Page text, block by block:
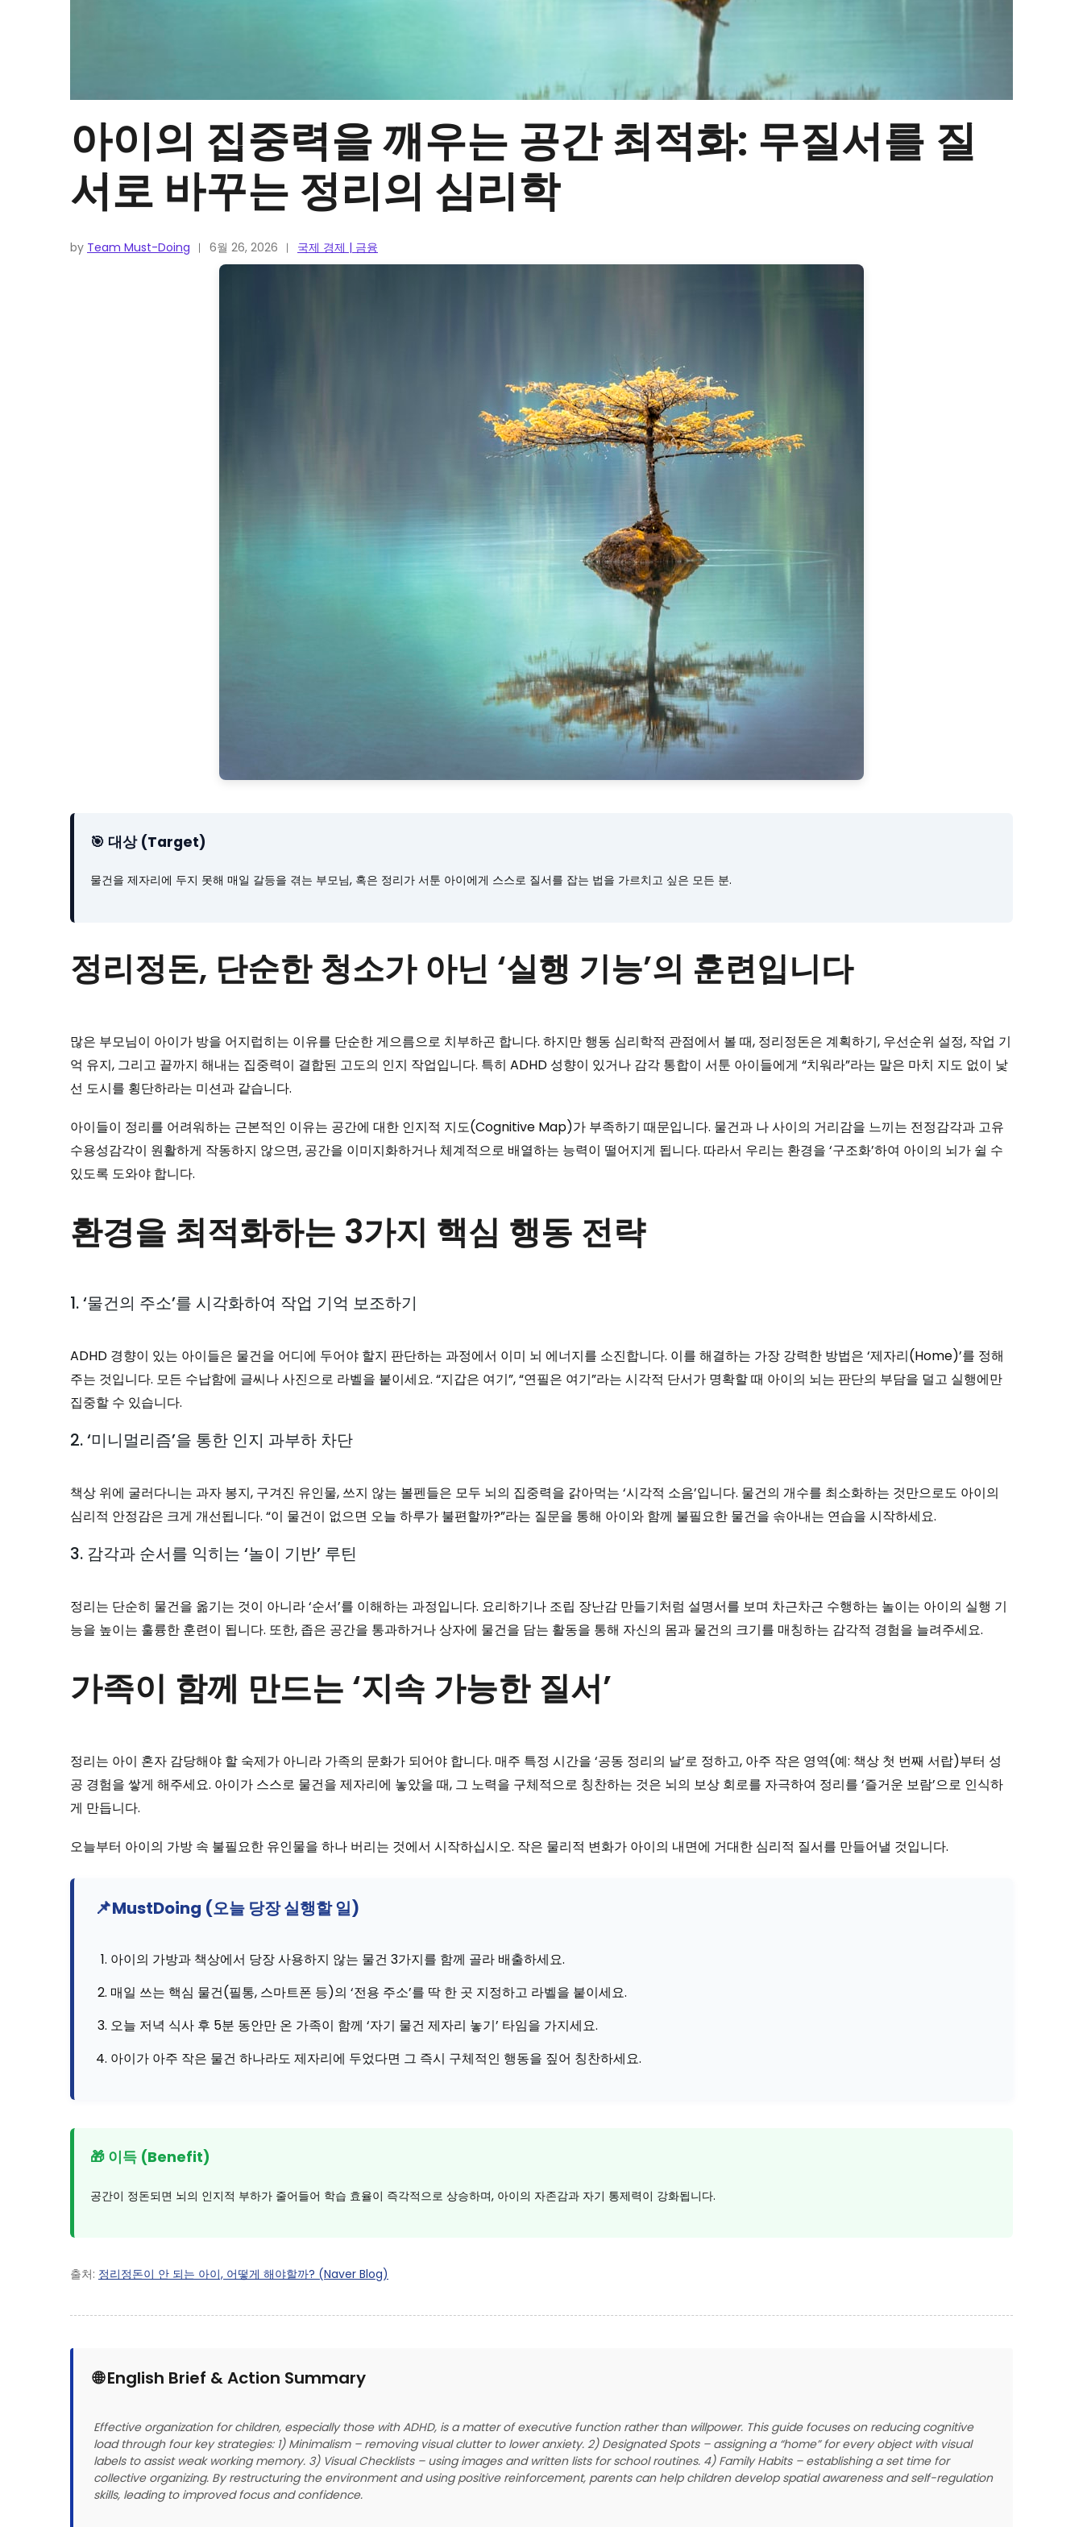
아이의 집중력을 깨우는 공간 최적화: 무질서를 질
서로 바꾸는 정리의 심리학
by Team Must-Doing 6월 26, 2026 국제 경제 | 금융
🎯 대상 (Target)
물건을 제자리에 두지 못해 매일 갈등을 겪는 부모님, 혹은 정리가 서툰 아이에게 스스로 질서를 잡는 법을 가르치고 싶은 모든 분.
정리정돈, 단순한 청소가 아닌 ‘실행 기능’의 훈련입니다
많은 부모님이 아이가 방을 어지럽히는 이유를 단순한 게으름으로 치부하곤 합니다. 하지만 행동 심리학적 관점에서 볼 때, 정리정돈은 계획하기, 우선순위 설정, 작업 기
억 유지, 그리고 끝까지 해내는 집중력이 결합된 고도의 인지 작업입니다. 특히 ADHD 성향이 있거나 감각 통합이 서툰 아이들에게 “치워라”라는 말은 마치 지도 없이 낯
선 도시를 횡단하라는 미션과 같습니다.
아이들이 정리를 어려워하는 근본적인 이유는 공간에 대한 인지적 지도(Cognitive Map)가 부족하기 때문입니다. 물건과 나 사이의 거리감을 느끼는 전정감각과 고유
수용성감각이 원활하게 작동하지 않으면, 공간을 이미지화하거나 체계적으로 배열하는 능력이 떨어지게 됩니다. 따라서 우리는 환경을 ‘구조화’하여 아이의 뇌가 쉴 수
있도록 도와야 합니다.
환경을 최적화하는 3가지 핵심 행동 전략
1. ‘물건의 주소’를 시각화하여 작업 기억 보조하기
ADHD 경향이 있는 아이들은 물건을 어디에 두어야 할지 판단하는 과정에서 이미 뇌 에너지를 소진합니다. 이를 해결하는 가장 강력한 방법은 ‘제자리(Home)’를 정해
주는 것입니다. 모든 수납함에 글씨나 사진으로 라벨을 붙이세요. “지갑은 여기”, “연필은 여기”라는 시각적 단서가 명확할 때 아이의 뇌는 판단의 부담을 덜고 실행에만
집중할 수 있습니다.
2. ‘미니멀리즘’을 통한 인지 과부하 차단
책상 위에 굴러다니는 과자 봉지, 구겨진 유인물, 쓰지 않는 볼펜들은 모두 뇌의 집중력을 갉아먹는 ‘시각적 소음’입니다. 물건의 개수를 최소화하는 것만으로도 아이의
심리적 안정감은 크게 개선됩니다. “이 물건이 없으면 오늘 하루가 불편할까?”라는 질문을 통해 아이와 함께 불필요한 물건을 솎아내는 연습을 시작하세요.
3. 감각과 순서를 익히는 ‘놀이 기반’ 루틴
정리는 단순히 물건을 옮기는 것이 아니라 ‘순서’를 이해하는 과정입니다. 요리하기나 조립 장난감 만들기처럼 설명서를 보며 차근차근 수행하는 놀이는 아이의 실행 기
능을 높이는 훌륭한 훈련이 됩니다. 또한, 좁은 공간을 통과하거나 상자에 물건을 담는 활동을 통해 자신의 몸과 물건의 크기를 매칭하는 감각적 경험을 늘려주세요.
가족이 함께 만드는 ‘지속 가능한 질서’
정리는 아이 혼자 감당해야 할 숙제가 아니라 가족의 문화가 되어야 합니다. 매주 특정 시간을 ‘공동 정리의 날’로 정하고, 아주 작은 영역(예: 책상 첫 번째 서랍)부터 성
공 경험을 쌓게 해주세요. 아이가 스스로 물건을 제자리에 놓았을 때, 그 노력을 구체적으로 칭찬하는 것은 뇌의 보상 회로를 자극하여 정리를 ‘즐거운 보람’으로 인식하
게 만듭니다.
오늘부터 아이의 가방 속 불필요한 유인물을 하나 버리는 것에서 시작하십시오. 작은 물리적 변화가 아이의 내면에 거대한 심리적 질서를 만들어낼 것입니다.
📌MustDoing (오늘 당장 실행할 일)
아이의 가방과 책상에서 당장 사용하지 않는 물건 3가지를 함께 골라 배출하세요.
매일 쓰는 핵심 물건(필통, 스마트폰 등)의 ‘전용 주소’를 딱 한 곳 지정하고 라벨을 붙이세요.
오늘 저녁 식사 후 5분 동안만 온 가족이 함께 ‘자기 물건 제자리 놓기’ 타임을 가지세요.
아이가 아주 작은 물건 하나라도 제자리에 두었다면 그 즉시 구체적인 행동을 짚어 칭찬하세요.
🎁 이득 (Benefit)
공간이 정돈되면 뇌의 인지적 부하가 줄어들어 학습 효율이 즉각적으로 상승하며, 아이의 자존감과 자기 통제력이 강화됩니다.
출처: 정리정돈이 안 되는 아이, 어떻게 해야할까? (Naver Blog)
🌐 English Brief & Action Summary
Effective organization for children, especially those with ADHD, is a matter of executive function rather than willpower. This guide focuses on reducing cognitive
load through four key strategies: 1) Minimalism – removing visual clutter to lower anxiety. 2) Designated Spots – assigning a “home” for every object with visual
labels to assist weak working memory. 3) Visual Checklists – using images and written lists for school routines. 4) Family Habits – establishing a set time for
collective organizing. By restructuring the environment and using positive reinforcement, parents can help children develop spatial awareness and self-regulation
skills, leading to improved focus and confidence.